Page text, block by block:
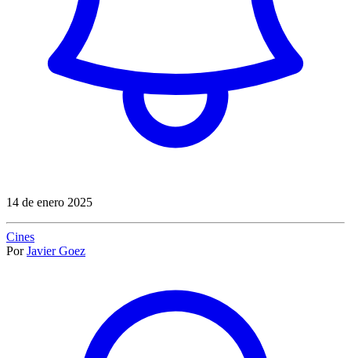
14 de enero 2025
Cines
Por Javier Goez